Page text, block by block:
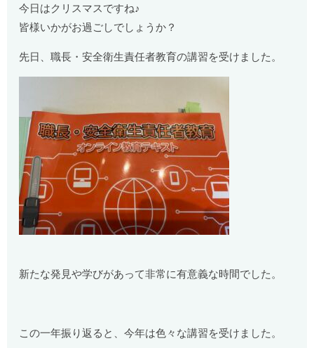
今日はクリスマスですね♪
皆様いかがお過ごしでしょうか？
先日、職長・安全衛生責任者教育の講習を受けました。
新たな発見や学びがあって非常に有意義な時間でした。
この一年振り返ると、今年は色々な講習を受けました。